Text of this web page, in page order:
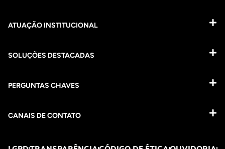
ATUAÇÃO INSTITUCIONAL
SOLUÇÕES DESTACADAS
PERGUNTAS CHAVES​
CANAIS DE CONTATO